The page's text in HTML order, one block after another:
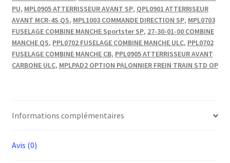
8.8
BZD
PU, MPL0905 ATTERRISSEUR AVANT SP, QPL0901 ATTERRISEUR
AVANT MCR-4S QS, MPL1003 COMMANDE DIRECTION SP, MPL0703
FUSELAGE COMBINE MANCHE Sportster SP, 27-30-01-00 COMBINE
MANCHE QS, PPL0702 FUSELAGE COMBINE MANCHE ULC, PPL0702
FUSELAGE COMBINE MANCHE CB, PPL0905 ATTERRISSEUR AVANT
CARBONE ULC, MPLPAD2 OPTION PALONNIER FREIN TRAIN STD OP
Informations complémentaires
Avis (0)